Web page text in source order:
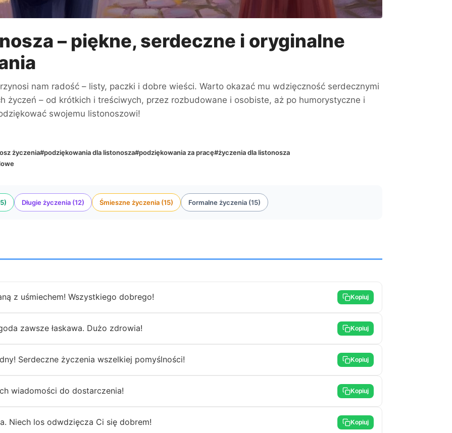
– piękne, serdeczne i oryginalne
nam radość – listy, paczki i dobre wieści. Warto okazać mu wdzięczność serdecznymi
życzeń – od krótkich i treściwych, przez rozbudowane i osobiste, aż po humorystyczne i
swojemu listonoszowi!
życzenia#podziękowania dla listonosza#podziękowania za pracę#życzenia dla listonosza
Długie życzenia (12) Śmieszne życzenia (15) Formalne życzenia (15)
z uśmiechem! Wszystkiego dobrego! Kopiuj
zawsze łaskawa. Dużo zdrowia! Kopiuj
Serdeczne życzenia wszelkiej pomyślności! Kopiuj
wiadomości do dostarczenia! Kopiuj
Niech los odwdzięcza Ci się dobrem! Kopiuj